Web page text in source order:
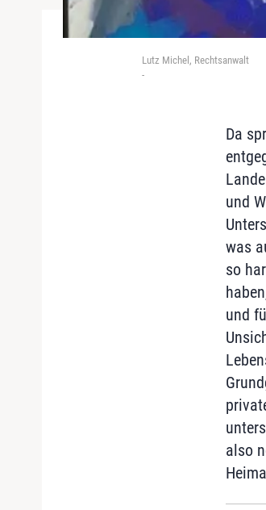
Lutz Michel, Rechtsanwalt
-
Da
und
was
so
und
also